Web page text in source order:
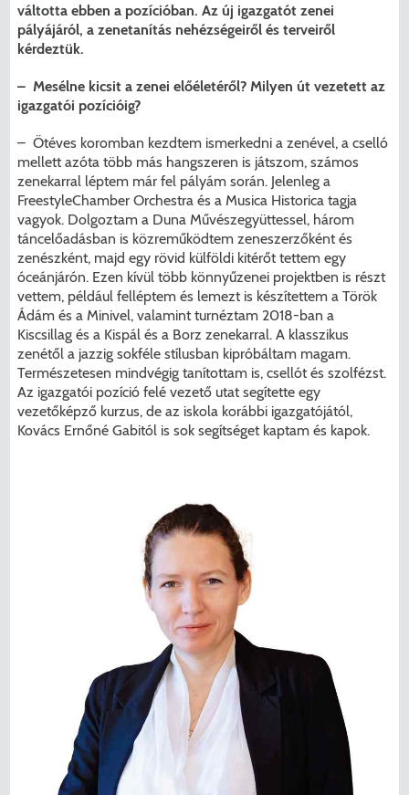
Pécel Város Önkormányzata ASP
Péceli Polgármesteri Hivatal energetikai
korszerűsítése
Komplex csapadékvíz-elvezetés
korszerűsítése Pécelen II. ütem
Pécel Város Önkormányzata 250 000
000 Ft értékű támogatást nyert az
alábbi projekt vonatkozásában.
Menzakártya/Applikáció
Kedvezmények/Diéta/Allergia
Nyomtatványok
Étkezési térítési díjak
Kapcsolat
2025/2026. tanév
váltotta ebben a pozícióban. Az új igazgatót zenei
pályájáról, a zenetanítás nehézségeiről és terveiről
kérdeztük.
– Mesélne kicsit a zenei előéletéről? Milyen út vezetett az
igazgatói pozícióig?
– Ötéves koromban kezdtem ismerkedni a zenével, a cselló
mellett azóta több más hangszeren is játszom, számos
zenekarral léptem már fel pályám során. Jelenleg a
FreestyleChamber Orchestra és a Musica Historica tagja
vagyok. Dolgoztam a Duna Művészegyüttessel, három
táncelőadásban is közreműködtem zeneszerzőként és
zenészként, majd egy rövid külföldi kitérőt tettem egy
óceánjárón. Ezen kívül több könnyűzenei projektben is részt
vettem, például felléptem és lemezt is készítettem a Török
Ádám és a Minivel, valamint turnéztam 2018-ban a
Kiscsillag és a Kispál és a Borz zenekarral. A klasszikus
zenétől a jazzig sokféle stílusban kipróbáltam magam.
Természetesen mindvégig tanítottam is, csellót és szolfézst.
Az igazgatói pozíció felé vezető utat segítette egy
vezetőképző kurzus, de az iskola korábbi igazgatójától,
Kovács Ernőné Gabitól is sok segítséget kaptam és kapok.